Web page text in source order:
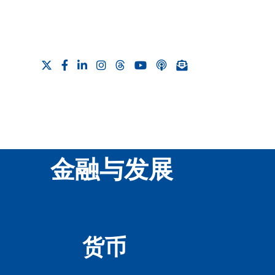
金融与发展
货币